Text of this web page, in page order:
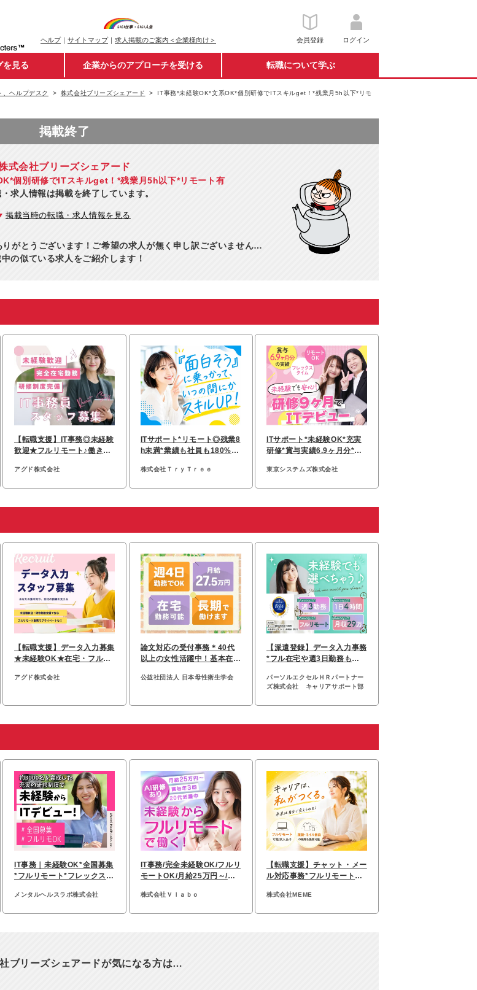
ヘルプ｜ サイトマップ｜ 求人掲載のご案内＜企業様向け＞ 会員登録 ログイン
を見る 企業からのアプローチを受ける 転職について学ぶ
、ヘルプデスク 株式会社ブリーズシェアード
IT事務*未経験OK*文系OK*個別研修でITスキルget！*残業月5h以下*リモ
掲載終了
式会社ブリーズシェアード
個別研修でITスキルget！*残業月5h以下*リモート有
求人情報は掲載を終了しています。
掲載当時の転職・求人情報を見る
がとうございます！ご希望の求人が無く申し訳ございません…
の似ている求人をご紹介します！
【転職支援】IT事務◎未経験
歓迎★フルリモート♪働きや
アグド株式会社
ITサポート*リモート◎残業8
h未満*業績も社員も180%成
株式会社ＴｒｙＴｒｅｅ
ITサポート*未経験OK*充実
研修*賞与実績6.9ヶ月分*フ
東京システムズ株式会社
【転職支援】データ入力募集
★未経験OK★在宅・フルリ
アグド株式会社
論文対応の受付事務＊40代
以上の女性活躍中！基本在宅
公益社団法人 日本母性衛生学会
【派遣登録】データ入力事務
*フル在宅や週3日勤務も可*
パーソルエクセルＨＲパートナー
ズ株式会社 キャリアサポート部
IT事務｜未経験OK*全国募集
*フルリモート*フレックス*
メンタルヘルスラボ株式会社
IT事務/完全未経験OK/フルリ
モートOK/月給25万円～/有
株式会社Ｖｌａｂｏ
【転職⽀援】チャット・メー
ル対応事務*フルリモートOK
株式会社MEME
ブリーズシェアードが気になる方は…